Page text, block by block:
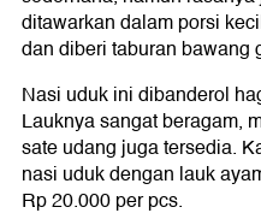
ditawarkan dalam porsi
dan diberi taburan bawang
Nasi uduk ini dibanderol
Lauknya sangat beragam,
sate udang juga tersedia.
nasi uduk dengan lauk
Rp 20.000 per pcs.